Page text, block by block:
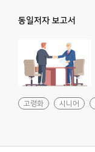
동일저자 보고서
고령화 시니어